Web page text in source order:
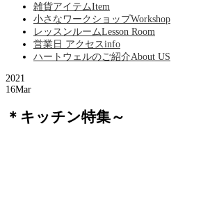
雑貨アイテムItem
小さなワークショップWorkshop
レッスンルームLesson Room
営業日 アクセスinfo
ハートウェルのご紹介About US
2021
16Mar
＊キッチン特集～